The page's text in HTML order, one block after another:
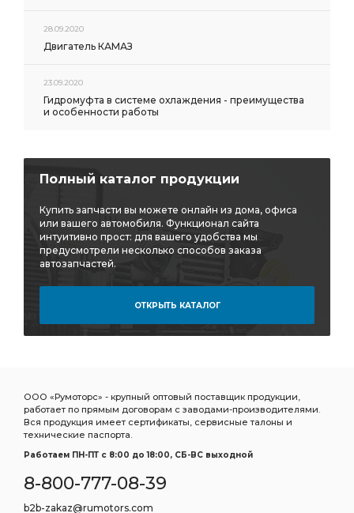
28.09.2020
Двигатель КАМАЗ
23.09.2020
Гидромуфта в системе охлаждения - преимущества
и особенности работы
Полный каталог продукции
Купить запчасти вы можете онлайн из дома, офиса
или вашего автомобиля. Функционал сайта
интуитивно прост: для вашего удобства мы
предусмотрели несколько способов заказа
автозапчастей.
ОТКРЫТЬ КАТАЛОГ
ООО «Румоторс» - крупный оптовый поставщик продукции,
работает по прямым договорам с заводами-производителями.
Вся продукция имеет сертификаты, сервисные талоны и
технические паспорта.
Работаем ПН-ПТ c 8:00 до 18:00, СБ-ВС выходной
8-800-777-08-39
b2b-zakaz@rumotors.com